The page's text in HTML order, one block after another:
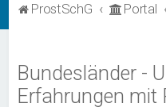
ProstSchG Portal
Bundesländer -
Erfahrungen mit